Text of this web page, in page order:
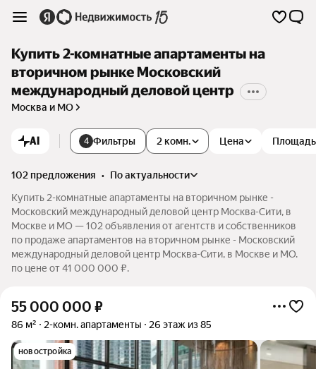
Купить 2-комнатные апартаменты на
вторичном рынке Московский
международный деловой центр
Москва и МО
AI 4 Фильтры 2 комн. Цена Площадь
102 предложения •
по актуальности
Купить 2-комнатные апартаменты на вторичном рынке -
Московский международный деловой центр Москва-Сити, в
Москве и МО — 102 объявления от агентств и собственников
по продаже апартаментов на вторичном рынке - Московский
международный деловой центр Москва-Сити, в Москве и МО.
по цене от 41 000 000 ₽.
55 000 000 ₽
86 м² 2-комн. апартаменты 26 этаж из 85
новостройка